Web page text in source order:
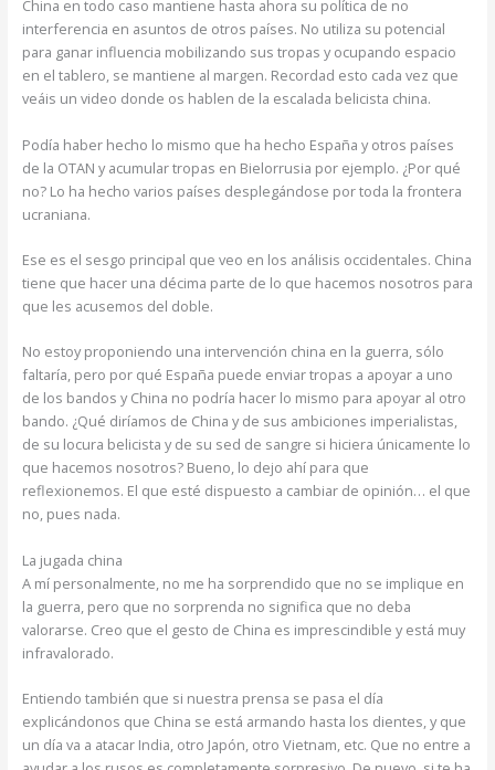
China en todo caso mantiene hasta ahora su política de no
interferencia en asuntos de otros países. No utiliza su potencial
para ganar influencia mobilizando sus tropas y ocupando espacio
en el tablero, se mantiene al margen. Recordad esto cada vez que
veáis un video donde os hablen de la escalada belicista china.
Podía haber hecho lo mismo que ha hecho España y otros países
de la OTAN y acumular tropas en Bielorrusia por ejemplo. ¿Por qué
no? Lo ha hecho varios países desplegándose por toda la frontera
ucraniana.
Ese es el sesgo principal que veo en los análisis occidentales. China
tiene que hacer una décima parte de lo que hacemos nosotros para
que les acusemos del doble.
No estoy proponiendo una intervención china en la guerra, sólo
faltaría, pero por qué España puede enviar tropas a apoyar a uno
de los bandos y China no podría hacer lo mismo para apoyar al otro
bando. ¿Qué diríamos de China y de sus ambiciones imperialistas,
de su locura belicista y de su sed de sangre si hiciera únicamente lo
que hacemos nosotros? Bueno, lo dejo ahí para que
reflexionemos. El que esté dispuesto a cambiar de opinión… el que
no, pues nada.
La jugada china
A mí personalmente, no me ha sorprendido que no se implique en
la guerra, pero que no sorprenda no significa que no deba
valorarse. Creo que el gesto de China es imprescindible y está muy
infravalorado.
Entiendo también que si nuestra prensa se pasa el día
explicándonos que China se está armando hasta los dientes, y que
un día va a atacar India, otro Japón, otro Vietnam, etc. Que no entre a